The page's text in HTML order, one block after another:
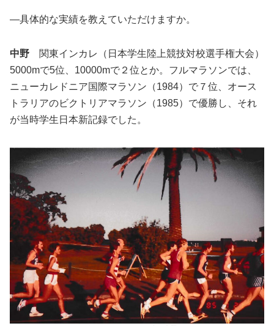
―具体的な実績を教えていただけますか。
中野 関東インカレ（日本学生陸上競技対校選手権大会）
5000mで5位、10000mで２位とか。フルマラソンでは、
ニューカレドニア国際マラソン（1984）で７位、オース
トラリアのビクトリアマラソン（1985）で優勝し、それ
が当時学生日本新記録でした。